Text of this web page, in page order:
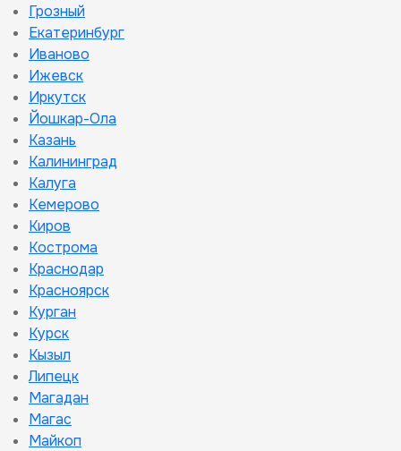
Грозный
Екатеринбург
Иваново
Ижевск
Иркутск
Йошкар-Ола
Казань
Калининград
Калуга
Кемерово
Киров
Кострома
Краснодар
Красноярск
Курган
Курск
Кызыл
Липецк
Магадан
Магас
Майкоп